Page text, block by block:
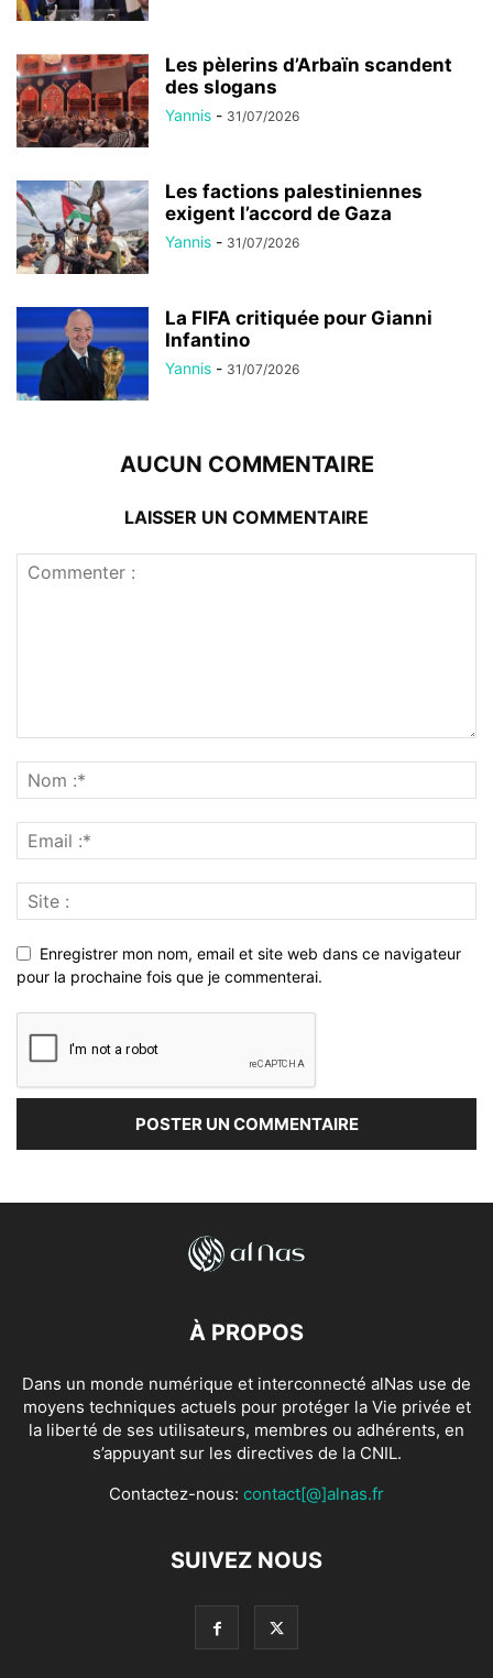
Les pèlerins d’Arbaïn scandent
des slogans
Yannis - 31/07/2026
Les factions palestiniennes
exigent l’accord de Gaza
Yannis - 31/07/2026
La FIFA critiquée pour Gianni
Infantino
Yannis - 31/07/2026
AUCUN COMMENTAIRE
LAISSER UN COMMENTAIRE
Enregistrer mon nom, email et site web dans ce navigateur
pour la prochaine fois que je commenterai.
À PROPOS
Dans un monde numérique et interconnecté alNas use de
moyens techniques actuels pour protéger la Vie privée et
la liberté de ses utilisateurs, membres ou adhérents, en
s’appuyant sur les directives de la CNIL.
Contactez-nous: contact[@]alnas.fr
SUIVEZ NOUS